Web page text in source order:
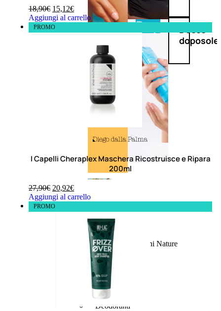
Doposole
doposole
NATURALI
Fragranze Nature
Viso/Labbra/Occhi Nature
Corpo
Mani
Maschera Nature
Trattamenti Viso
Detergenza
Bagno Nature
Deodoranti
18,90€ 15,12€
Aggiungi al carrello
PROMO
I Capelli Cheraplex Maschera Ricostruisce e Ripara
200ml
27,90€ 20,92€
Aggiungi al carrello
PROMO